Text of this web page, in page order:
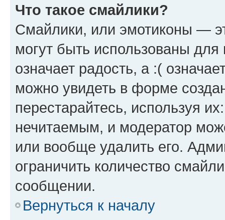
Что такое смайлики?
Смайлики, или эмотиконы —
могут быть использованы
означает радость, а :(
можно увидеть в форме
перестарайтесь, используя
нечитаемым, и модератор
или вообще удалить его.
ограничить количество
сообщении.
Вернуться к началу